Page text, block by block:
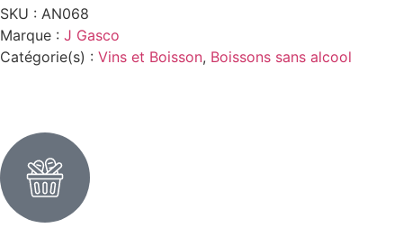
SKU : AN068
Marque : J Gasco
Catégorie(s) : Vins et Boisson, Boissons sans alcool